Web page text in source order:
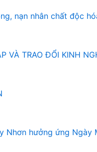
nạn nhân chất độc
VÀ TRAO ĐỔI KINH
Nhơn hưởng ứng